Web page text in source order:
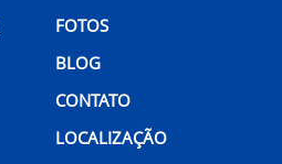
FOTOS
BLOG
CONTATO
LOCALIZAÇÃO